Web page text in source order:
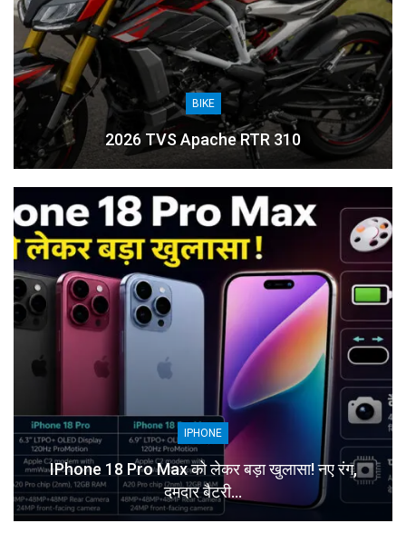
BIKE
2026 TVS Apache RTR 310
IPHONE
IPhone 18 Pro Max को लेकर बड़ा खुलासा! नए रंग,
दमदार बैटरी…